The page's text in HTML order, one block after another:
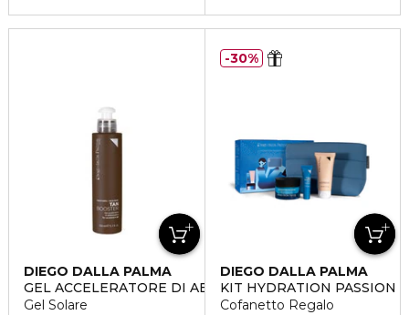
DIEGO DALLA PALMA
GEL ACCELERATORE DI ABBRONZATURA
Gel Solare
DIEGO DALLA PALMA
KIT HYDRATION PASSION
Cofanetto Regalo
30%